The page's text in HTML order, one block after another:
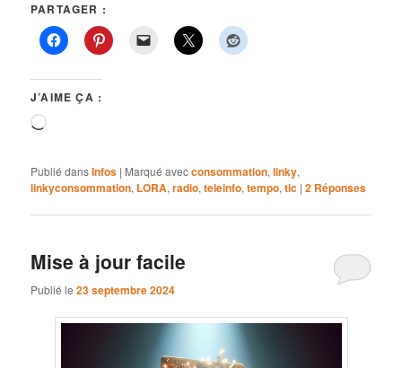
PARTAGER :
J’AIME ÇA :
Chargement…
Publié dansInfos | Marqué avecconsommation,linky,
linkyconsommation, LORA,radio,teleinfo,tempo,tic |2 Réponses
Mise à jour facile
Publié le23 septembre 2024